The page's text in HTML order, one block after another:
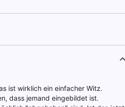
ist wirklich ein einfacher Witz.
dass jemand eingebildet ist.